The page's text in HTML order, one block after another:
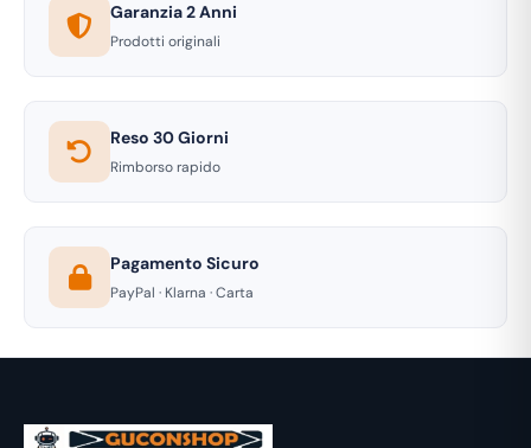
Garanzia 2 Anni
Prodotti originali
Reso 30 Giorni
Rimborso rapido
Pagamento Sicuro
PayPal · Klarna · Carta